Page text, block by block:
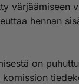
värjäämiseen
hennan
on
komission